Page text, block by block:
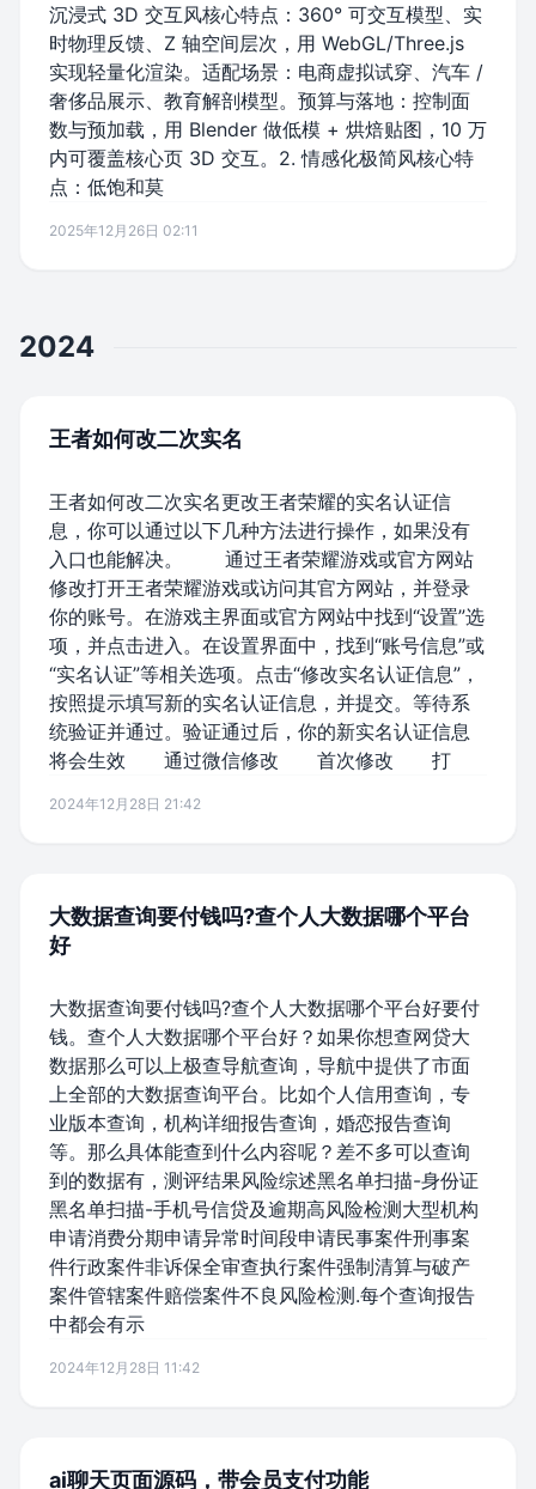
沉浸式 3D 交互风核心特点：360° 可交互模型、实
时物理反馈、Z 轴空间层次，用 WebGL/Three.js
实现轻量化渲染。适配场景：电商虚拟试穿、汽车 /
奢侈品展示、教育解剖模型。预算与落地：控制面
数与预加载，用 Blender 做低模 + 烘焙贴图，10 万
内可覆盖核心页 3D 交互。2. 情感化极简风核心特
点：低饱和莫
2025年12月26日 02:11
2024
王者如何改二次实名
王者如何改二次实名更改王者荣耀的实名认证信
息，你可以通过以下几种方法进行操作，如果没有
入口也能解决。 通过王者荣耀游戏或官方网站
修改打开王者荣耀游戏或访问其官方网站，并登录
你的账号。在游戏主界面或官方网站中找到“设置”选
项，并点击进入。在设置界面中，找到“账号信息”或
“实名认证”等相关选项。点击“修改实名认证信息”，
按照提示填写新的实名认证信息，并提交。等待系
统验证并通过。验证通过后，你的新实名认证信息
将会生效 通过微信修改 首次修改 打
2024年12月28日 21:42
大数据查询要付钱吗?查个人大数据哪个平台
好
大数据查询要付钱吗?查个人大数据哪个平台好要付
钱。查个人大数据哪个平台好？如果你想查网贷大
数据那么可以上极查导航查询，导航中提供了市面
上全部的大数据查询平台。比如个人信用查询，专
业版本查询，机构详细报告查询，婚恋报告查询
等。那么具体能查到什么内容呢？差不多可以查询
到的数据有，测评结果风险综述黑名单扫描-身份证
黑名单扫描-手机号信贷及逾期高风险检测大型机构
申请消费分期申请异常时间段申请民事案件刑事案
件行政案件非诉保全审查执行案件强制清算与破产
案件管辖案件赔偿案件不良风险检测.每个查询报告
中都会有示
2024年12月28日 11:42
ai聊天页面源码，带会员支付功能